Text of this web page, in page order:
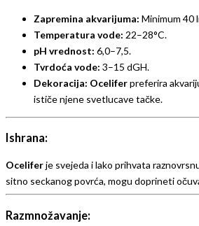
Zapremina akvarijuma: Minimum 40
Temperatura vode: 22–28°C.
pH vrednost: 6,0–7,5.
Tvrdoća vode: 3–15 dGH.
Dekoracija: Oceliferpreferira
ističe njene svetlucave tačke.
Ishrana:
Oceliferje svejeda i lako prihvata
sitno seckanog povrća, mogu doprineti
Razmnožavanje: